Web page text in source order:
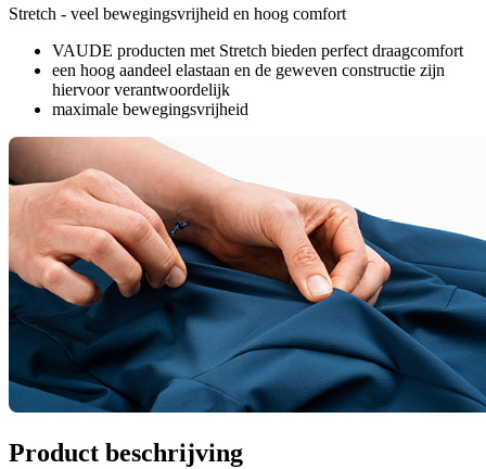
Stretch - veel bewegingsvrijheid en hoog comfort
VAUDE producten met Stretch bieden perfect draagcomfort
een hoog aandeel elastaan en de geweven constructie zijn
hiervoor verantwoordelijk
maximale bewegingsvrijheid
Product beschrijving